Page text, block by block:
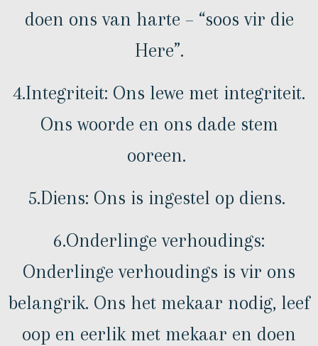
doen ons van harte – “soos vir die
Here”.
4.Integriteit: Ons lewe met integriteit.
Ons woorde en ons dade stem
ooreen.
5.Diens: Ons is ingestel op diens.
6.Onderlinge verhoudings:
Onderlinge verhoudings is vir ons
belangrik. Ons het mekaar nodig, leef
oop en eerlik met mekaar en doen